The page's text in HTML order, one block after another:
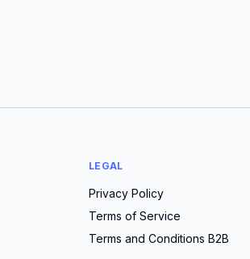
LEGAL
Privacy Policy
Terms of Service
Terms and Conditions B2B